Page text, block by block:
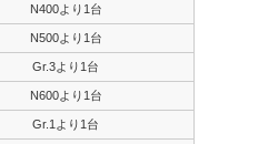
N400より1台
N500より1台
Gr.3より1台
N600より1台
Gr.1より1台